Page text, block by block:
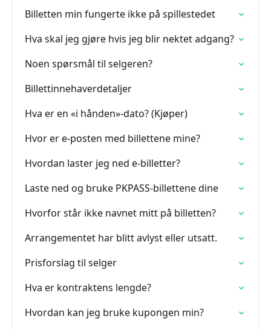
Billetten min fungerte ikke på spillestedet
Hva skal jeg gjøre hvis jeg blir nektet adgang?
Noen spørsmål til selgeren?
Billettinnehaverdetaljer
Hva er en «i hånden»-dato? (Kjøper)
Hvor er e-posten med billettene mine?
Hvordan laster jeg ned e-billetter?
Laste ned og bruke PKPASS-billettene dine
Hvorfor står ikke navnet mitt på billetten?
Arrangementet har blitt avlyst eller utsatt.
Prisforslag til selger
Hva er kontraktens lengde?
Hvordan kan jeg bruke kupongen min?